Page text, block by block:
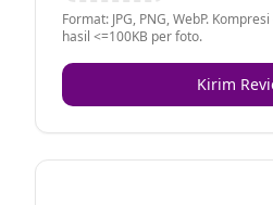
Format: JPG, PNG, WebP.
hasil <=100KB per foto.
Kirim